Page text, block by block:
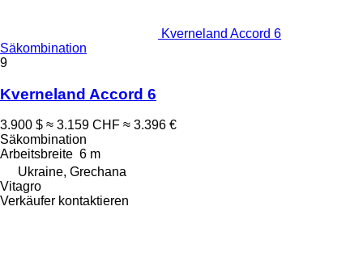
Kverneland Accord 6
Säkombination
9
Kverneland Accord 6
3.900 $ ≈ 3.159 CHF ≈ 3.396 €
Säkombination
Arbeitsbreite 6 m
Ukraine, Grechana
Vitagro
Verkäufer kontaktieren